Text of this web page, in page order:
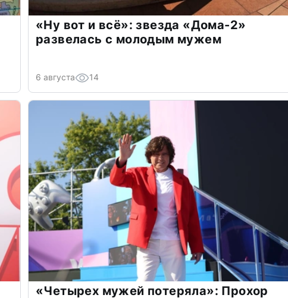
«Ну вот и всё»: звезда «Дома-2»
развелась с молодым мужем
6 августа 14
«Четырех мужей потеряла»: Прохор